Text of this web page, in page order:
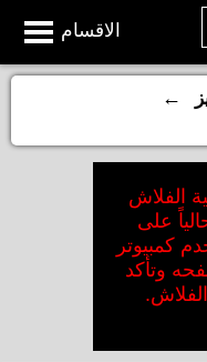
الاقسام
←
الفلاش
على
كمبيوتر
وتأكد